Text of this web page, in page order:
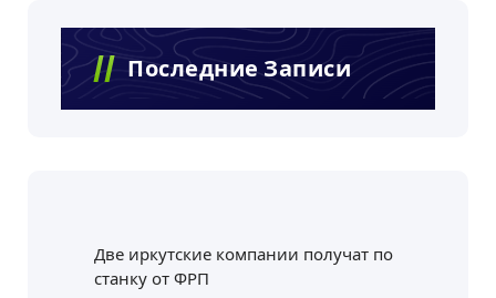
Последние Записи
Две иркутские компании получат по
станку от ФРП